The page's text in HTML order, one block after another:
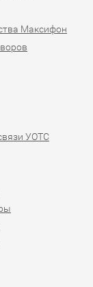
Максифон
УОТС